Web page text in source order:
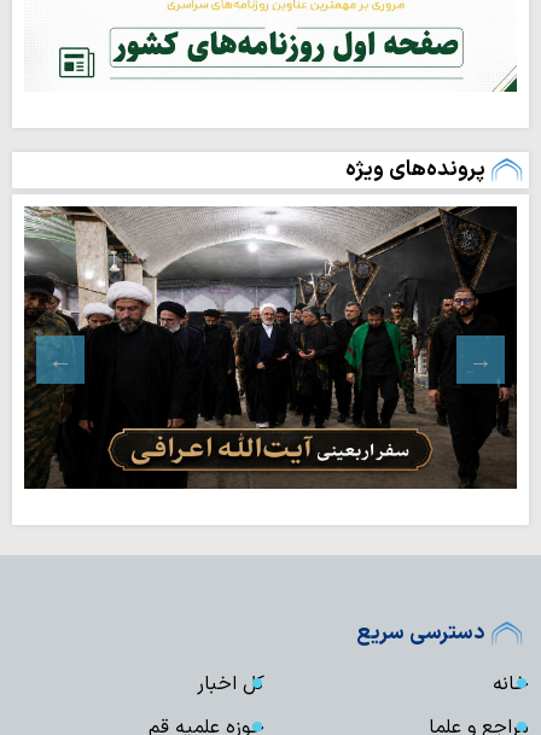
پرونده‌های ویژه
دسترسی سریع
خانه
کل اخبار
مراجع و علما
حوزه علمیه قم